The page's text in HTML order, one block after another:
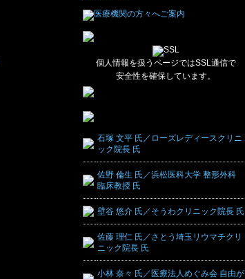
個人情報を扱うページではSSL通信で
安全性を確保しています。
石塚 文平 氏／ローズレディースクリニ
ック院長 氏
佐野 倫生 氏／浜松医科大学 整形外科
臨床教授 氏
壁谷 悠介 氏／そうわクリニック院長 氏
佐藤 理仁 氏／さとう埼玉リウマチクリ
ニック院長 氏
小林 奈々 氏／医療法人めぐみ会 自由が